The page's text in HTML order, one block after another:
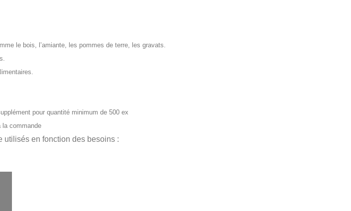
le bois, l’amiante, les pommes de terre, les gravats.
pour quantité minimum de 500 ex
la commande
utilisés en fonction des besoins :